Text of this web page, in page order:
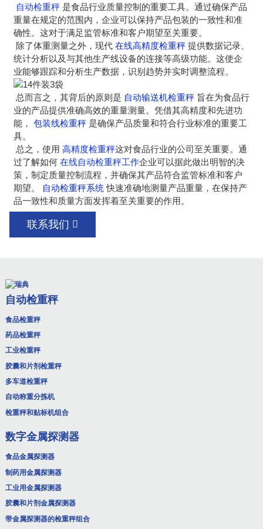
自动检重秤是食品行业质量控制的重要工具。通过确保产品
重量在规定的范围内，企业可以保持产品包装的一致性和准
确性。这对于满足监管标准和客户期望至关重要。
除了体重测量之外，现代 在线高精度检重秤提供数据记录、
统计分析以及与其他生产线设备的连接等高级功能。这使企
业能够跟踪和分析生产数据，识别趋势并实时调整流程。
总而言之，其背后的原则是 自动输送机检重秤旨在为食品行
业的产品提供准确高效的重量测量。凭借其高精度和先进功
能， 包装线检重秤是确保产品质量和符合行业标准的重要工
具。
总之，使用 高精度检重秤这对食品行业的公司至关重要。通
过了解如何 在线自动检重秤工作企业可以据此做出明智的决
策，制定质量控制流程，并确保其产品符合监管标准和客户
期望。
自动检重秤系统快速准确地测量产品重量，在保持产
品一致性和质量方面发挥着至关重要的作用。
联系我们
自动检重秤
食品检重秤
药品检重秤
工业检重秤
胶囊和片剂检重秤
多车道检重秤
自动称重分拣机
检重秤和贴标机组合
数字金属探测器
食品金属探测器
制药用金属探测器
工业用金属探测器
胶囊和片剂金属探测器
带金属探测器的检重秤组合